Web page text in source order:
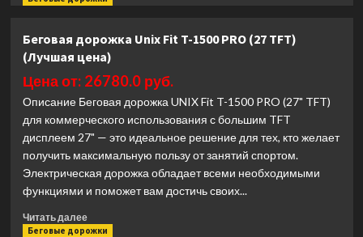
Спин-
байк
UNIX
Fit
Smart
Light
700
(Лучшая
Беговая дорожка Unix Fit T-1500 PRO (27 TFT)
(Лучшая цена)
Цена от: 26780.0 руб.
Описание Беговая дорожка UNIX Fit T-1500 PRO (27" TFT)
для коммерческого использования с большим TFT
дисплеем 27" — это идеальное решение для тех, кто желает
получить максимальную пользу от занятий спортом.
Электрическая дорожка обладает всеми необходимыми
функциями и поможет вам достичь своих...
Читать далееПрочитать
больше
Беговые дорожки